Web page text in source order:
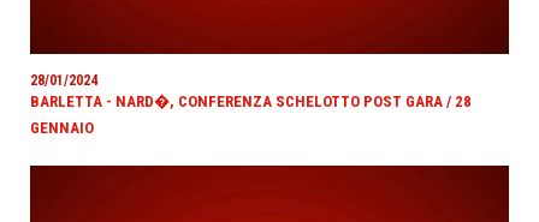
28/01/2024
BARLETTA - NARD�, CONFERENZA SCHELOTTO POST GARA / 28
GENNAIO